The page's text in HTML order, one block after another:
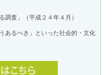
査」（平成２４年４月）
るべき」といった社会的・文化